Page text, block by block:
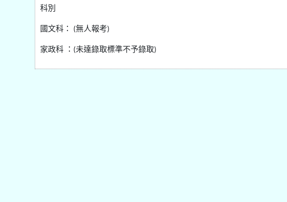
科別
國文科：
(無人報考)
家政科 ： (未達錄取標準不予錄取)